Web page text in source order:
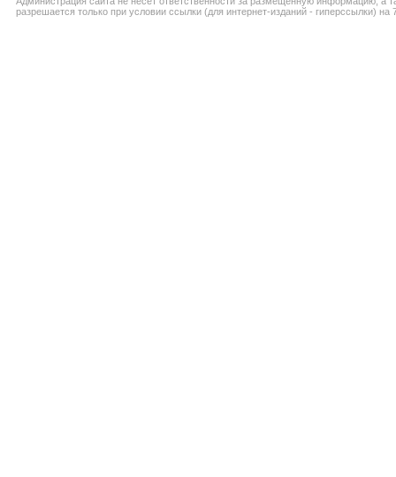
разрешается только при условии ссылки (для интернет-изданий - гиперссылки) на